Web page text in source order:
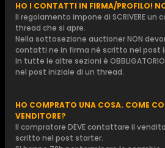
HO I CONTATTI IN FIRMA/PROFILO!
Il regolamento impone di SCRIVERE
thread che si apre.
Nella sottosezione auctioner NON
contatti ne in firma né scritto nel post
In tutte le altre sezioni è
nel post iniziale di un thread.
HO COMPRATO UNA COSA. COME
VENDITORE?
Il compratore DEVE contattare il
scritto nel post starter.